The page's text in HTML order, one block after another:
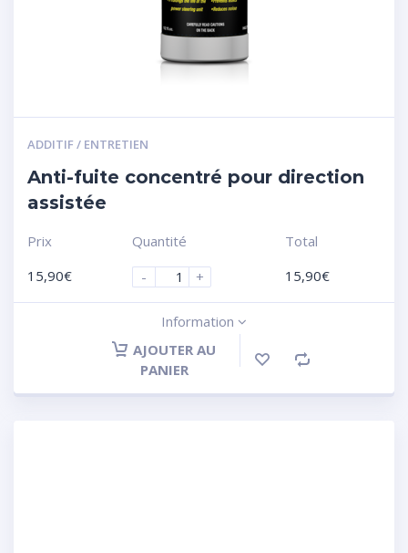
ADDITIF / ENTRETIEN
Anti-fuite concentré pour direction
assistée
Prix
15,90€
Quantité
-
+
Total
15,90€
Information
AJOUTER AU
PANIER